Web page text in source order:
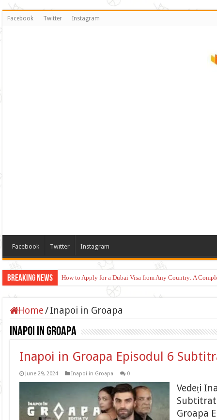
Facebook Twitter Instagram
Facebook Twitter Instagram
Breaking News How to Apply for a Dubai Visa from Any Country: A
Home/Inapoi in Groapa
Inapoi in Groapa
Inapoi in Groapa Episodul 6
June 29, 2024 Inapoi in Groapa 0
Vedeți
Groapa